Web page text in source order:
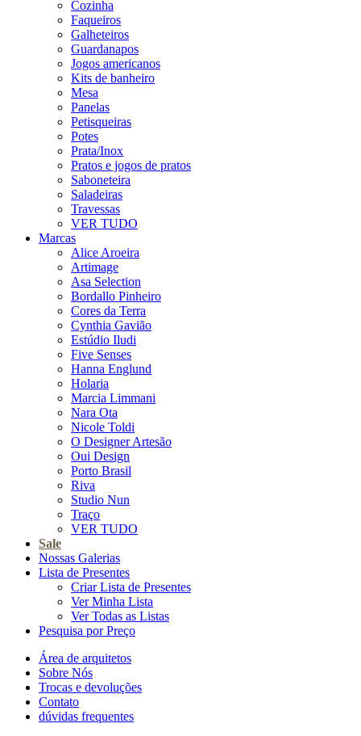
Cozinha
Faqueiros
Galheteiros
Guardanapos
Jogos americanos
Kits de banheiro
Mesa
Panelas
Petisqueiras
Potes
Prata/Inox
Pratos e jogos de pratos
Saboneteira
Saladeiras
Travessas
VER TUDO
Marcas
Alice Aroeira
Artimage
Asa Selection
Bordallo Pinheiro
Cores da Terra
Cynthia Gavião
Estúdio Iludi
Five Senses
Hanna Englund
Holaria
Marcia Limmani
Nara Ota
Nicole Toldi
O Designer Artesão
Oui Design
Porto Brasil
Riva
Studio Nun
Traço
VER TUDO
Sale
Nossas Galerias
Lista de Presentes
Criar Lista de Presentes
Ver Minha Lista
Ver Todas as Listas
Pesquisa por Preço
Área de arquitetos
Sobre Nós
Trocas e devoluções
Contato
dúvidas frequentes